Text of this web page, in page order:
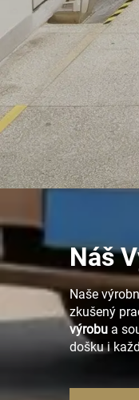
Náš
Naše
zkušený
výrobu a
došku i